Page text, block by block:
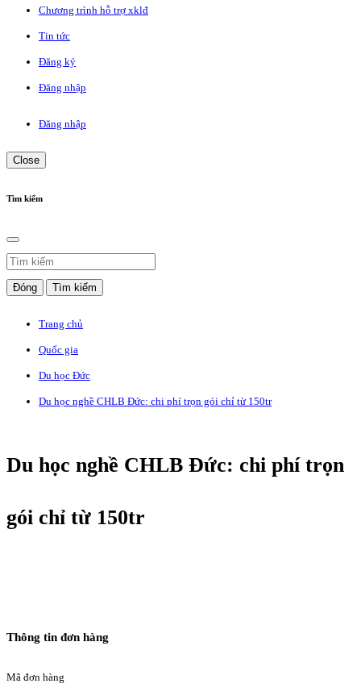
Chương trình hỗ trợ xklđ
Tin tức
Đăng ký
Đăng nhập
Đăng nhập
Close
Tìm kiếm
Đóng Tìm kiếm
Trang chủ
Quốc gia
Du học Đức
Du học nghề CHLB Đức: chi phí trọn gói chỉ từ 150tr
Du học nghề CHLB Đức: chi phí trọn
gói chỉ từ 150tr
Thông tin đơn hàng
Mã đơn hàng